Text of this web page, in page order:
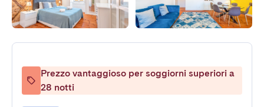
Prezzo vantaggioso per soggiorni superiori a
28 notti